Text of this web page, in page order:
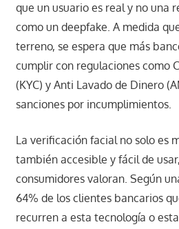
que un usuario es real y no una
como un deepfake. A medida
terreno, se espera que más
cumplir con regulaciones como
(KYC) y Anti Lavado de Dinero
sanciones por incumplimientos.
La verificación facial no solo es
también accesible y fácil de
consumidores valoran. Según
64% de los clientes bancarios
recurren a esta tecnología o